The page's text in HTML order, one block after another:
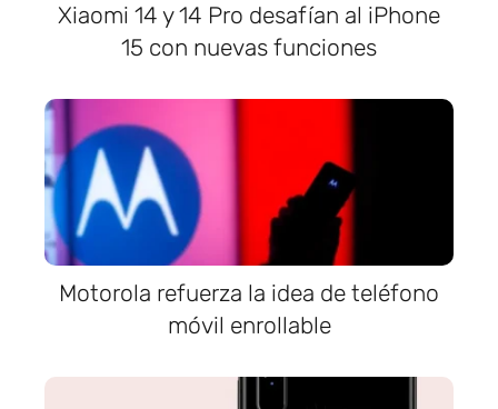
Xiaomi 14 y 14 Pro desafían al iPhone
15 con nuevas funciones
Motorola refuerza la idea de teléfono
móvil enrollable